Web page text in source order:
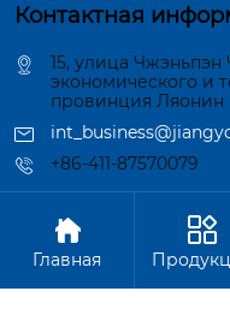
Контактная
15, улица Чжэньпэн
экономического и
провинция Ляонин
+86-411-87570079
Авторское право©ООО

Главная
